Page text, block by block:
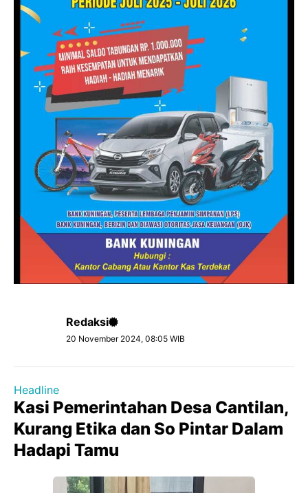
Redaksi
20 November 2024, 08:05 WIB
Headline
Kasi Pemerintahan Desa Cantilan,
Kurang Etika dan So Pintar Dalam
Hadapi Tamu